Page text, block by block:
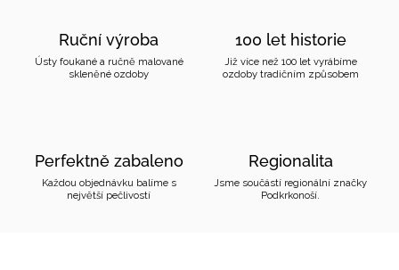
Ruční výroba
Ústy foukané a ručně malované
skleněné ozdoby
100 let historie
Již více než 100 let vyrábíme
ozdoby tradičním způsobem
Perfektně zabaleno
Každou objednávku balíme s
největší pečlivostí
Regionalita
Jsme součástí regionální značky
Podkrkonoší.